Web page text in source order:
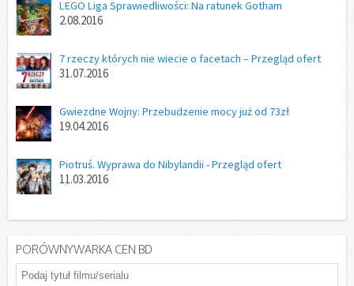
LEGO Liga Sprawiedliwości: Na ratunek Gotham
2.08.2016
7 rzeczy których nie wiecie o facetach – Przegląd ofert
31.07.2016
Gwiezdne Wojny: Przebudzenie mocy już od 73zł
19.04.2016
Piotruś. Wyprawa do Nibylandii - Przegląd ofert
11.03.2016
PORÓWNYWARKA CEN BD